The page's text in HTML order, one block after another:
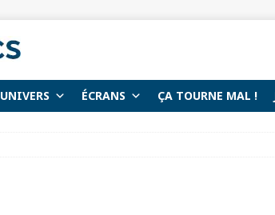
UNIVERS ÉCRANS ÇA TOURNE MAL !